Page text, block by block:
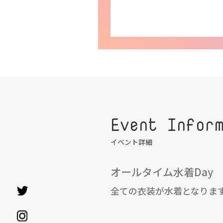
Event
イベント詳細
オールタイム水着Day
全ての衣装が水着となります